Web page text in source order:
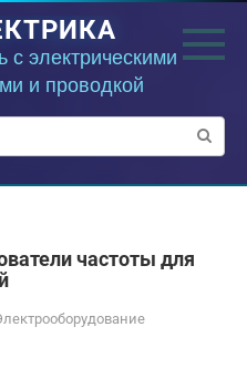
с электрическими
и проводкой
частоты для